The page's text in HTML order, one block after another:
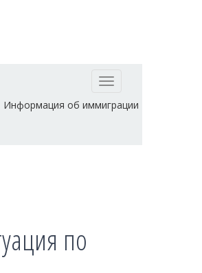
Toggle
Информация об иммиграции
по